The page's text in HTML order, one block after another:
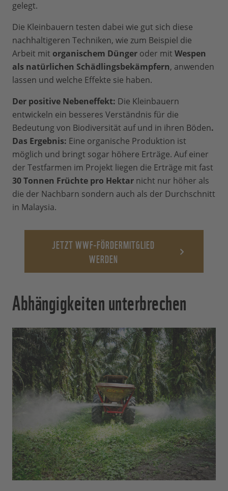
gelegt.
Die Kleinbauern testen dabei wie gut sich diese
nachhaltigeren Techniken, wie zum Beispiel die
Arbeit mit organischem Dünger oder mit Wespen
als natürlichen Schädlingsbekämpfern, anwenden
lassen und welche Effekte sie haben.
Der positive Nebeneffekt: Die Kleinbauern
entwickeln ein besseres Verständnis für die
Bedeutung von Biodiversität auf und in ihren Böden.
Das Ergebnis: Eine organische Produktion ist
möglich und bringt sogar höhere Erträge. Auf einer
der Testfarmen im Projekt liegen die Erträge mit fast
30 Tonnen Früchte pro Hektar nicht nur höher als
die der Nachbarn sondern auch als der Durchschnitt
in Malaysia.
JETZT WWF-FÖRDERMITGLIED
WERDEN
Abhängigkeiten unterbrechen